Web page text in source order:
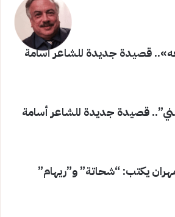
قصيدة جديدة للشاعر أسامة
قصيدة جديدة للشاعر أسامة
يكتب: “شحاتة” و”ريهام”